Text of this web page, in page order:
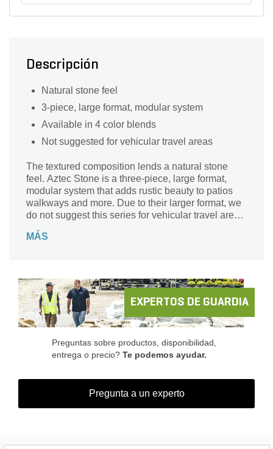
Descripción
Natural stone feel
3-piece, large format, modular system
Available in 4 color blends
Not suggested for vehicular travel areas
The textured composition lends a natural stone
feel. Aztec Stone is a three-piece, large format,
modular system that adds rustic beauty to patios
walkways and more. Due to their larger format, we
do not suggest this series for vehicular travel areas.
8¼ inches, flat top, and mitered edges. These
MÁS
EXPERTOS DE GUARDIA
Preguntas sobre productos, disponibilidad,
entrega o precio? Te podemos ayudar.
Pregunta a un experto